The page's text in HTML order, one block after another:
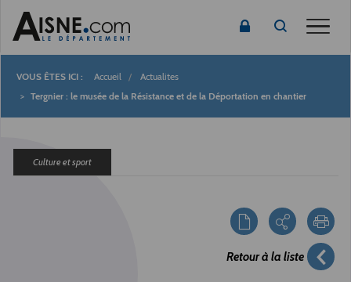
Fil
Accueil
Actualites
Tergnier : le musée de la Résistance et de la Déportation en chantier
Culture et sport
Retour à la liste